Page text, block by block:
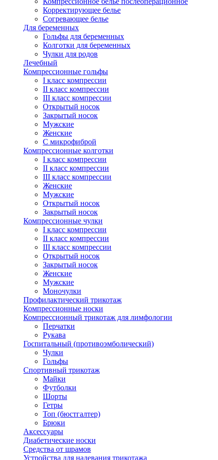
Корректирующее белье
Согревающее белье
Для беременных
Гольфы для беременных
Колготки для беременных
Чулки для родов
Лечебный
Компрессионные гольфы
I класс компрессии
II класс компрессии
III класс компрессии
Открытый носок
Закрытый носок
Мужские
Женские
С микрофиброй
Компрессионные колготки
I класс компрессии
II класс компрессии
III класс компрессии
Женские
Мужские
Открытый носок
Закрытый носок
Компрессионные чулки
I класс компрессии
II класс компрессии
III класс компрессии
Открытый носок
Закрытый носок
Женские
Мужские
Моночулки
Профилактический трикотаж
Компрессионные носки
Компрессионный трикотаж для лимфологии
Перчатки
Рукава
Госпитальный (противоэмболический)
Чулки
Гольфы
Спортивный трикотаж
Майки
Футболки
Шорты
Гетры
Топ (бюстгалтер)
Брюки
Аксессуары
Диабетические носки
Средства от шрамов
Устройства для надевания трикотажа